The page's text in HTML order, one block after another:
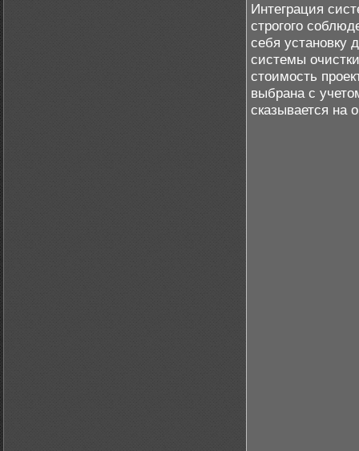
Интеграция
строгого
себя установку
системы
стоимость
выбрана с
сказывается на